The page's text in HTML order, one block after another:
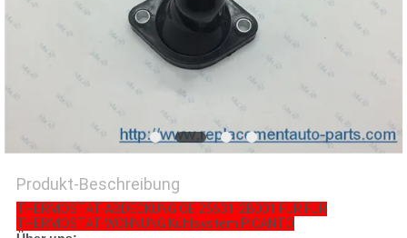
Produkt-Beschreibung
THERMOSTAT-ABDECKUNG OE 25631-2B001 FÜR FÜR
THERMOSTAT-WOHNUNG Kühlsystem PICANTO